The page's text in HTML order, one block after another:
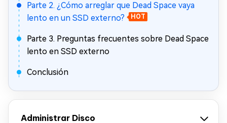
Parte 2. ¿Cómo arreglar que Dead Space vaya
lento en un SSD externo?
HOT
Parte 3. Preguntas frecuentes sobre Dead Space
lento en SSD externo
Conclusión
Administrar Disco